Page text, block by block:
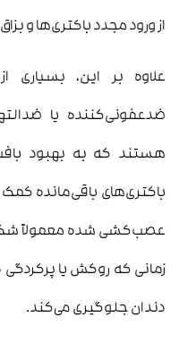
از ورود مجدد باکتری‌ها و
علاوه بر این، بسیاری
ضدعفونی‌کننده یا
هستند که به بهبود
باکتری‌های باقی‌مانده
عصب‌کشی شده معمولاً
زمانی که روکش یا پرکردگی
دندان جلوگیری می‌کند.